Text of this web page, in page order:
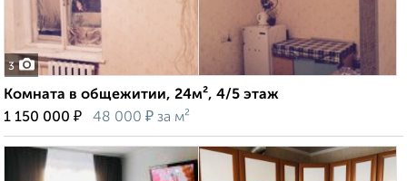
3
Комната в общежитии, 24м², 4/5 этаж
1 150 000 ₽ 48 000 ₽ за м²